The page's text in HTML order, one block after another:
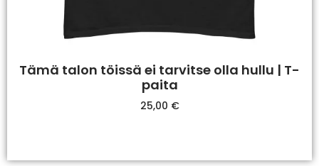
Tämä talon töissä ei tarvitse olla hullu | T-
paita
25,00 €